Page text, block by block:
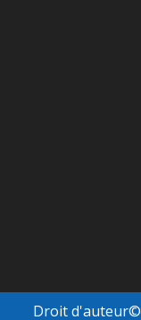
Droit d'auteur©